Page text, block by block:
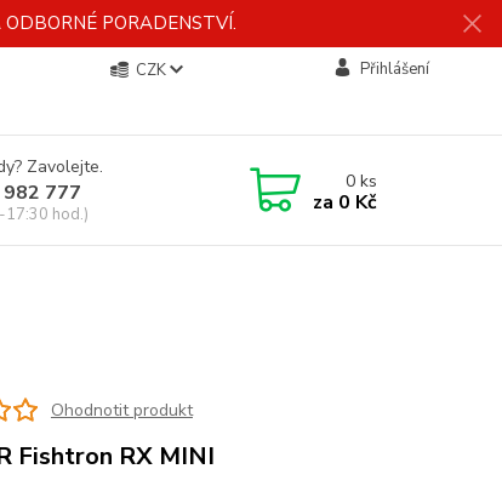
PORADENSTVÍ.
CZK Přihlášení
Zavolejte.
777
17:30 hod.)
0ks
za 0 Kč
Ohodnotit produkt
Fishtron RX MINI